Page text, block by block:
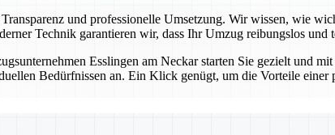
und professionelle Umsetzung. Wir wissen, wie
Technik garantieren wir, dass Ihr Umzug reibungslos und
Esslingen am Neckar starten Sie gezielt und
Bedürfnissen an. Ein Klick genügt, um die Vorteile einer